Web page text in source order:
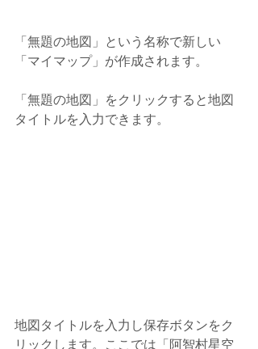
「無題の地図」という名称で新しい
「マイマップ」が作成されます。
「無題の地図」をクリックすると地図
タイトルを入力できます。
地図タイトルを入力し保存ボタンをク
リックします。ここでは「阿智村星空